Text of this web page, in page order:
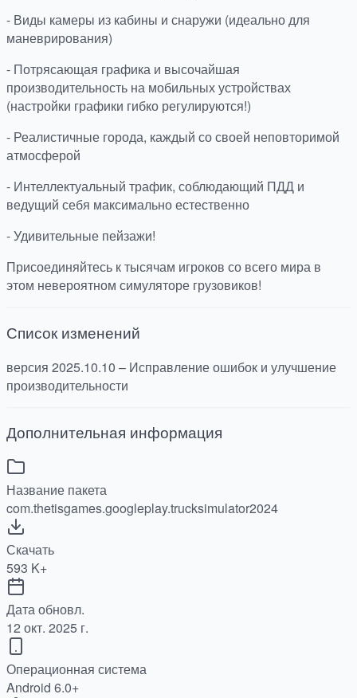
- Виды камеры из кабины и снаружи (идеально для
маневрирования)
- Потрясающая графика и высочайшая
производительность на мобильных устройствах
(настройки графики гибко регулируются!)
- Реалистичные города, каждый со своей неповторимой
атмосферой
- Интеллектуальный трафик, соблюдающий ПДД и
ведущий себя максимально естественно
- Удивительные пейзажи!
Присоединяйтесь к тысячам игроков со всего мира в
этом невероятном симуляторе грузовиков!
Список изменений
версия 2025.10.10 – Исправление ошибок и улучшение
производительности
Дополнительная информация
Название пакета
com.thetisgames.googleplay.trucksimulator2024
Скачать
593 K+
Дата обновл.
12 окт. 2025 г.
Операционная система
Android 6.0+